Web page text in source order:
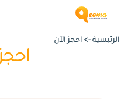
الرئيسية -> احجز الآن